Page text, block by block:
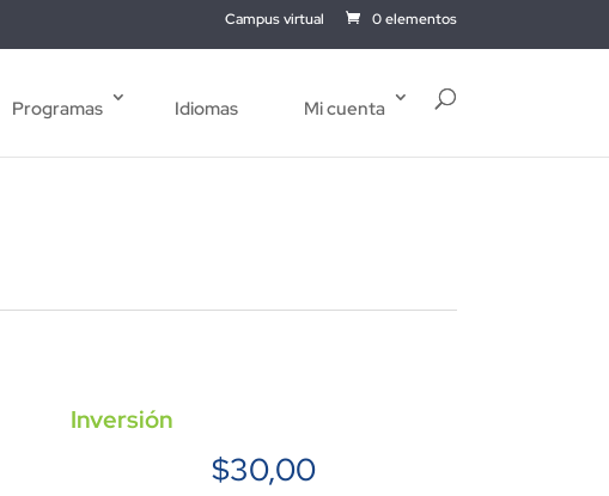
Campus virtual 0 elementos
Programas Idiomas Mi cuenta
Inversión
$30,00